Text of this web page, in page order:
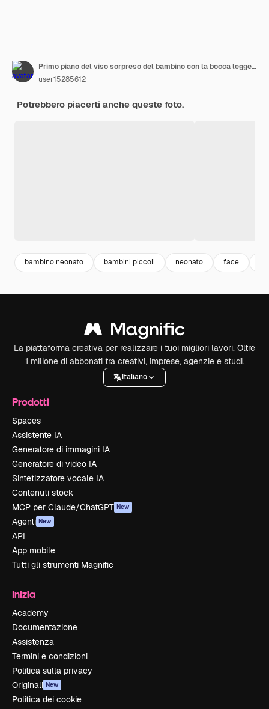
Primo piano del viso sorpreso del bambino con la bocca leggermente aperta
user15285612
Potrebbero piacerti anche queste foto.
bambino neonato bambini piccoli neonato face
La piattaforma creativa per realizzare i tuoi migliori lavori. Oltre
1 milione di abbonati tra creativi, imprese, agenzie e studi.
Italiano
Prodotti
Spaces
Assistente IA
Generatore di immagini IA
Generatore di video IA
Sintetizzatore vocale IA
Contenuti stock
MCP per Claude/ChatGPT New
Agenti New
API
App mobile
Tutti gli strumenti Magnific
Inizia
Academy
Documentazione
Assistenza
Termini e condizioni
Politica sulla privacy
Originali New
Politica dei cookie